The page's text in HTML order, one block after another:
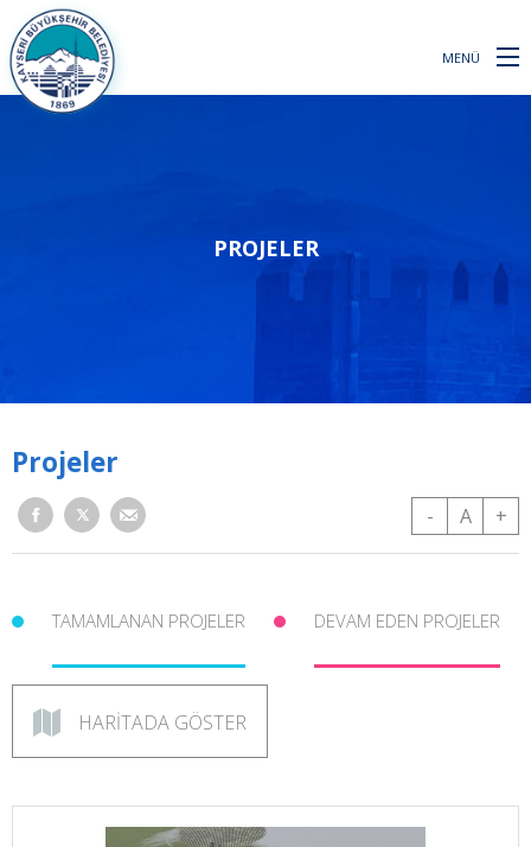
MENÜ
PROJELER
Projeler
- A +
TAMAMLANAN PROJELER DEVAM EDEN PROJELER
HARİTADA GÖSTER